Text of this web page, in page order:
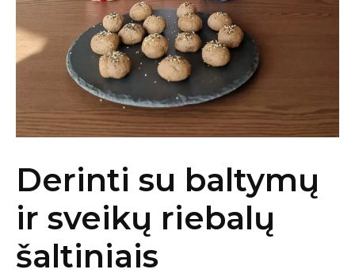
Derinti su baltymų
ir sveikų riebalų
šaltiniais